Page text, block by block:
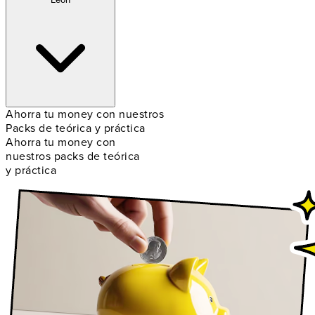
Ahorra tu money con nuestros
Packs de teórica y práctica
Ahorra tu money con
nuestros packs de teórica
y práctica